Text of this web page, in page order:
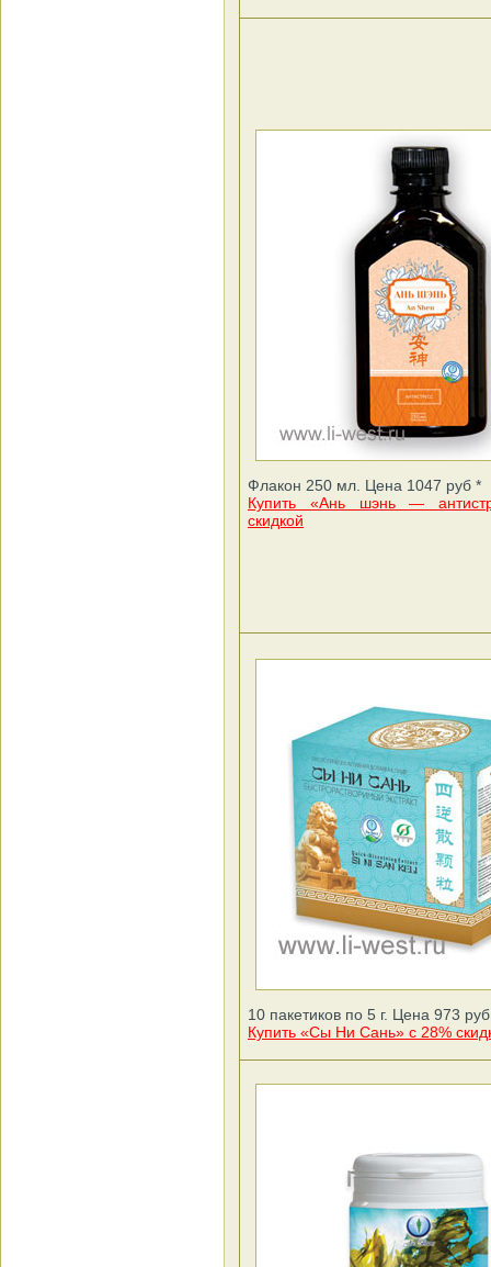
Флакон 250 мл. Цена 1047 руб *
Купить «Ань шэнь —
скидкой
10 пакетиков по 5 г. Цена 973
Купить «Сы Ни Сань» с 28%